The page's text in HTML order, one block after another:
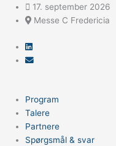
17. september 2026
Messe C Fredericia
Program
Talere
Partnere
Spørgsmål & svar